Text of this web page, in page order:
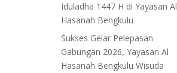
Iduladha 1447 H di Yayasan Al
Hasanah Bengkulu
Sukses Gelar Pelepasan
Gabungan 2026, Yayasan Al
Hasanah Bengkulu Wisuda